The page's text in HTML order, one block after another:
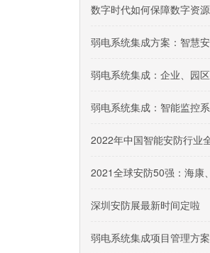
深圳安防展最新时间定啦
弱电系统集成项目管理方案